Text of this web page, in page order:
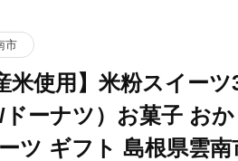
根県雲南市/株式会社大東農産加工場
市
米使用】米粉スイー
ーナツ）お菓子 お
ツ ギフト 島根県雲南